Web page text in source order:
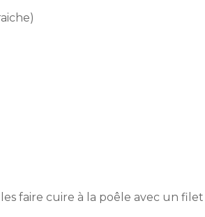
faire cuire à la poêle avec un filet